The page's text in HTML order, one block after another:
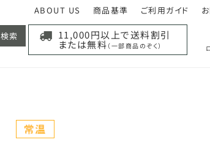
ABOUT US 商品基準 ご利用ガイド
11,000円以上で送料割引
または無料 （一部商品のぞく）
検索